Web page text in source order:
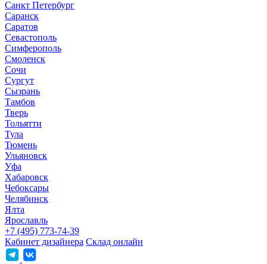
Санкт Петербург
Саранск
Саратов
Севастополь
Симферополь
Смоленск
Сочи
Сургут
Сызрань
Тамбов
Тверь
Тольятти
Тула
Тюмень
Ульяновск
Уфа
Хабаровск
Чебоксары
Челябинск
Ялта
Ярославль
+7 (495) 773-74-39
Кабинет дизайнера Склад онлайн